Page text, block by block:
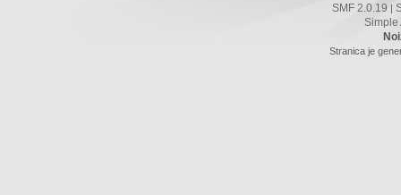
SMF 2.0.19 |
Simple
Stranica je